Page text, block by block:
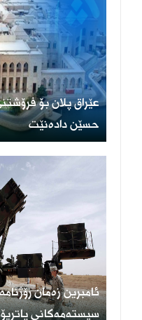
حسێن دادەنێت
ئامبرین زەمان
سیستەمەکانی